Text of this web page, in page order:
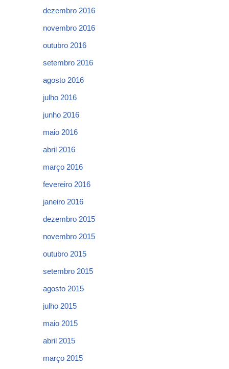
dezembro 2016
novembro 2016
outubro 2016
setembro 2016
agosto 2016
julho 2016
junho 2016
maio 2016
abril 2016
março 2016
fevereiro 2016
janeiro 2016
dezembro 2015
novembro 2015
outubro 2015
setembro 2015
agosto 2015
julho 2015
maio 2015
abril 2015
março 2015